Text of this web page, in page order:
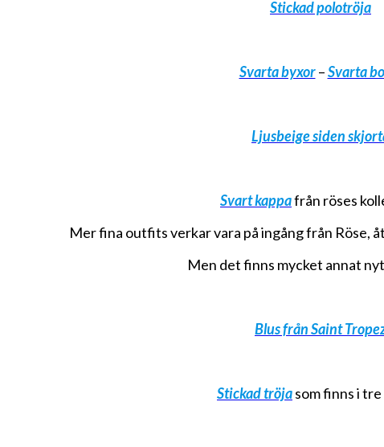
Stickad polotröja
Svarta byxor–Svarta
Ljusbeige siden
Svart kappafrån röses
Mer fina outfits verkar vara på ingång från Röse,
Men det finns mycket annat
Blus från Saint
Stickad tröjasom finns i